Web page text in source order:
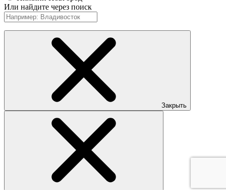
Или найдите через поиск
Закрыть